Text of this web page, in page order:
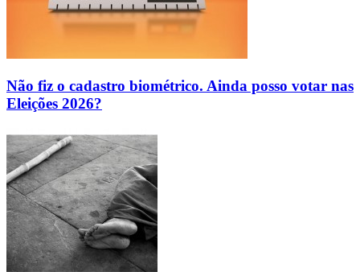
Não fiz o cadastro biométrico. Ainda posso votar nas
Eleições 2026?